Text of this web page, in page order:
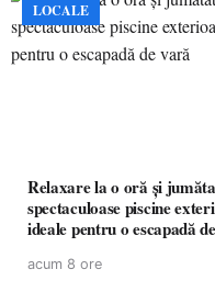
LOCALE
Relaxare la o oră și
spectaculoase piscine
ideale pentru o escapadă
acum 8 ore